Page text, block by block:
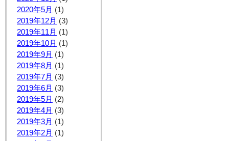
2020年5月 (1)
2019年12月 (3)
2019年11月 (1)
2019年10月 (1)
2019年9月 (1)
2019年8月 (1)
2019年7月 (3)
2019年6月 (3)
2019年5月 (2)
2019年4月 (3)
2019年3月 (1)
2019年2月 (1)